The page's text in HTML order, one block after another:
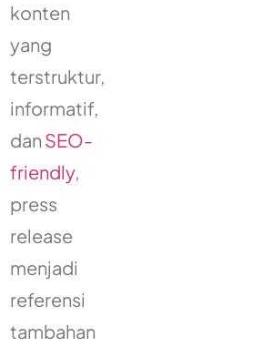
konten
yang
terstruktur,
informatif,
dan SEO-
friendly,
press
release
menjadi
referensi
tambahan